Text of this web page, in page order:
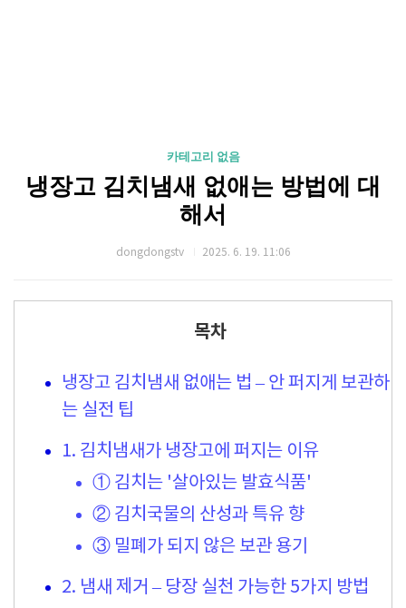
카테고리 없음
냉장고 김치냄새 없애는 방법에 대
해서
dongdongstv 2025. 6. 19. 11:06
목차
냉장고 김치냄새 없애는 법 – 안 퍼지게 보관하
는 실전 팁
1. 김치냄새가 냉장고에 퍼지는 이유
① 김치는 '살아있는 발효식품'
② 김치국물의 산성과 특유 향
③ 밀폐가 되지 않은 보관 용기
2. 냄새 제거 – 당장 실천 가능한 5가지 방법